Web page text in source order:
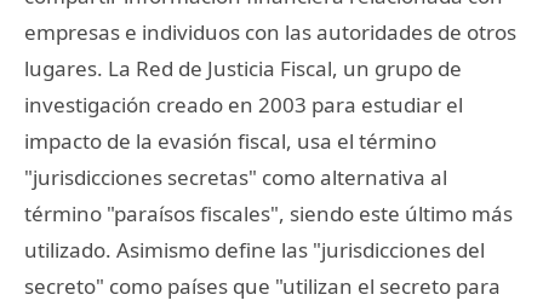
empresas e individuos con las autoridades de otros
lugares. La Red de Justicia Fiscal, un grupo de
investigación creado en 2003 para estudiar el
impacto de la evasión fiscal, usa el término
"jurisdicciones secretas" como alternativa al
término "paraísos fiscales", siendo este último más
utilizado. Asimismo define las "jurisdicciones del
secreto" como países que "utilizan el secreto para